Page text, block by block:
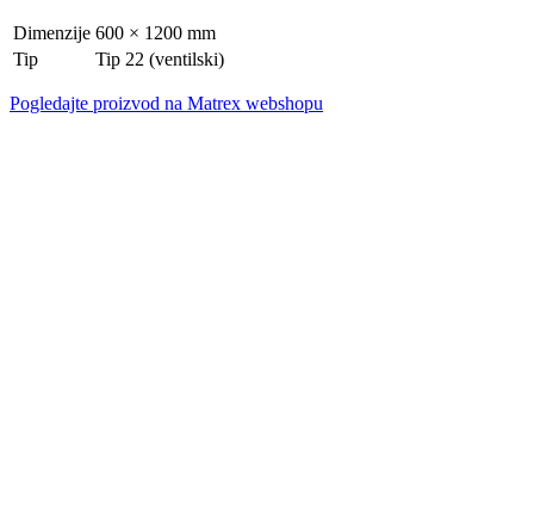
Dimenzije 600 × 1200 mm
Tip
Tip 22 (ventilski)
Pogledajte proizvod na Matrex webshopu